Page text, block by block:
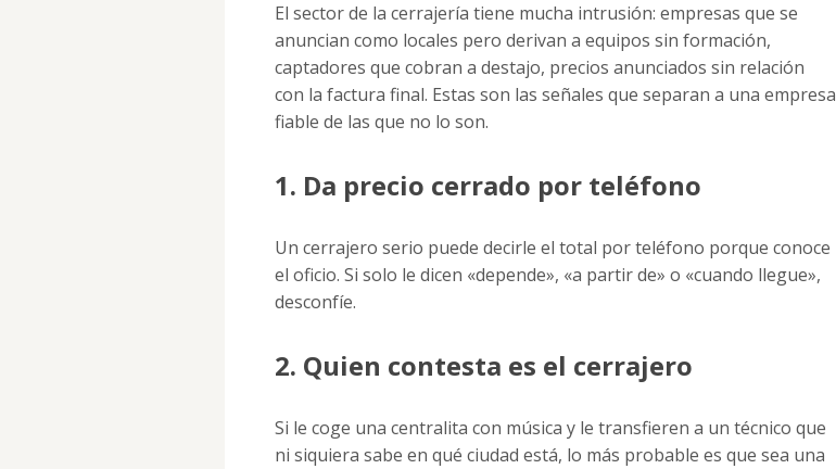
El sector de la cerrajería tiene mucha intrusión: empresas que se
anuncian como locales pero derivan a equipos sin formación,
captadores que cobran a destajo, precios anunciados sin relación
con la factura final. Estas son las señales que separan a una empresa
fiable de las que no lo son.
1. Da precio cerrado por teléfono
Un cerrajero serio puede decirle el total por teléfono porque conoce
el oficio. Si solo le dicen «depende», «a partir de» o «cuando llegue»,
desconfíe.
2. Quien contesta es el cerrajero
Si le coge una centralita con música y le transfieren a un técnico que
ni siquiera sabe en qué ciudad está, lo más probable es que sea una